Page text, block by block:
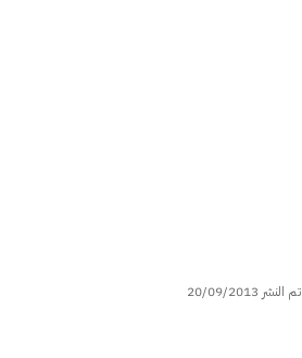
تم النشر 20/09/2013